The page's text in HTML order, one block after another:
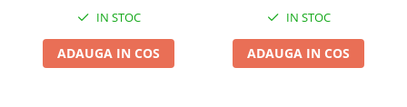
IN STOC
ADAUGA IN COS
IN STOC
ADAUGA IN COS